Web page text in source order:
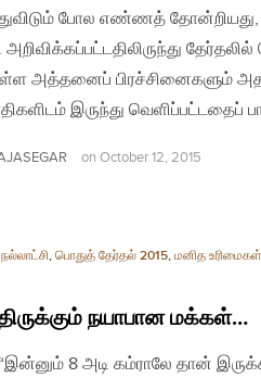
போல எண்ணத் தோன்றியது,
அத்தனைப் பிரச்சினைகளும்
இருந்து வெளிப்பட்டதைப்
on October 12, 2015
நல்லாட்சி, பொதுத் தேர்தல் 2015, மனித உரிமைகள்
நயாபான மக்கள்…
8 அடி கம்ராலே தான்